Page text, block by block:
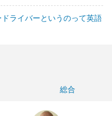
ライバーというのって英語
総合